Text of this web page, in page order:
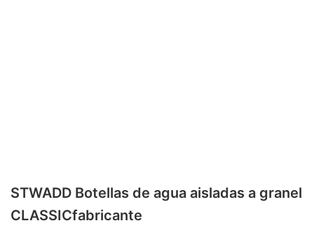
STWADD Botellas de agua aisladas a granel
CLASSICfabricante